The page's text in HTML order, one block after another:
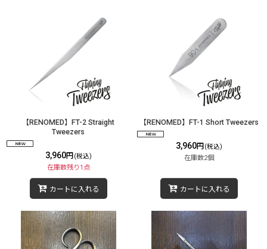
【RENOMED】FT-2 Straight
Tweezers
3,960円 (税込)
在庫数残り1点
カートに入れる
【RENOMED】FT-1 Short Tweezers
3,960円 (税込)
在庫数2個
カートに入れる